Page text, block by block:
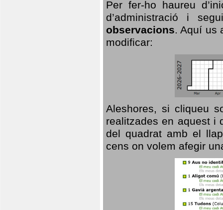
Per fer-ho haureu
d’administració i
observacions. Aquí us
modificar:
Aleshores, si cliqueu
realitzades en aquest i
del quadrat amb el
cens on volem afegir